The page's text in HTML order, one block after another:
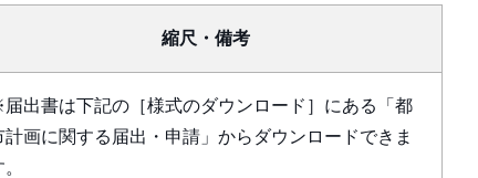
縮尺・備考
出書は下記の［様式のダウンロード］にある「都
計画に関する届出・申請」からダウンロードできま